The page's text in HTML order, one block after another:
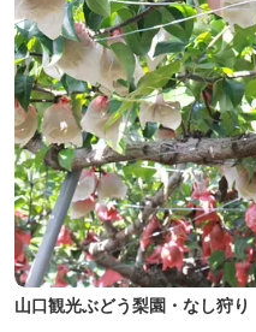
山口観光ぶどう梨園・なし狩り